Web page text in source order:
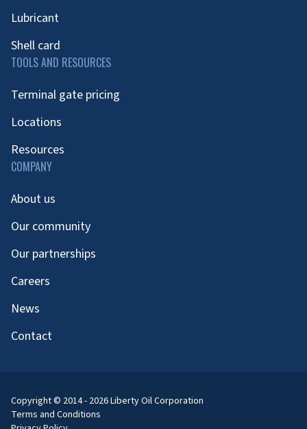
Lubricant
Shell card
TOOLS AND RESOURCES
Terminal gate pricing
Locations
Resources
COMPANY
About us
Our community
Our partnerships
Careers
News
Contact
Copyright © 2014 - 2026 Liberty Oil Corporation
Terms and Conditions